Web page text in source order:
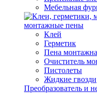
Мебельная
монтажные пены
Клей
Герметик
Пена
Очиститель
Пистолеты
Жидкие гвозди
Преобразователь и